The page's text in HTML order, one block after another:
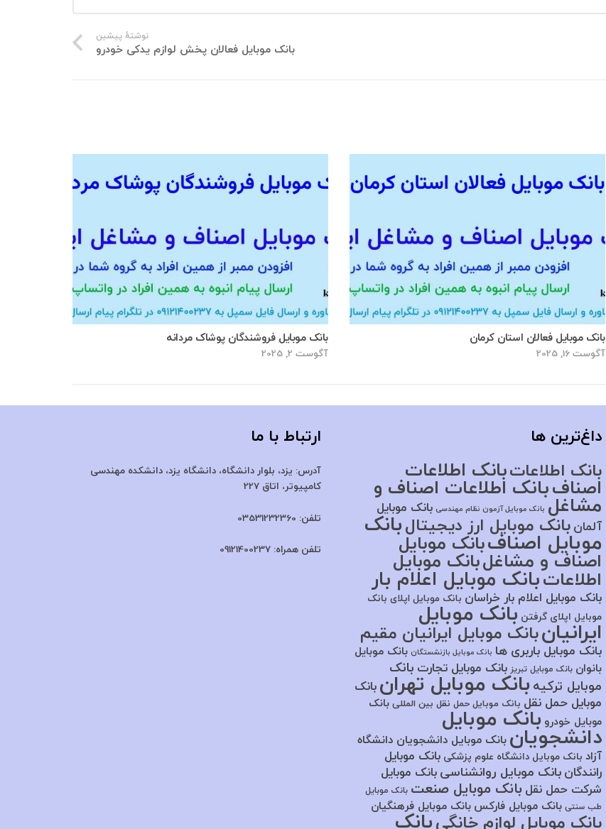
نوشتهٔ پیشین
بانک موبایل فعالان پخش لوازم یدکی خودرو
بانک موبایل فعالان استان کرمان
آگوست 16, 2025
بانک موبایل فروشندگان پوشاک مردانه
آگوست 2, 2025
داغ‌ترین ها
بانک اطلاعاتبانک اطلاعات
اصنافبانک اطلاعات اصناف و
مشاغل بانک موبایل آزمون نظام مهندسی بانک موبایل
آلمان بانک موبایل ارز دیجیتالبانک
موبایل اصنافبانک موبایل
اصناف و مشاغلبانک موبایل
اطلاعاتبانک موبایل اعلام بار
بانک موبایل اعلام بار خراسان بانک موبایل اپلای بانک
موبایل اپلای گرفتن بانک موبایل
ایرانیانبانک موبایل ایرانیان مقیم
بانک موبایل باربری ها بانک موبایل بازنشستگان بانک موبایل
بانوان بانک موبایل تبریز بانک موبایل تجارت بانک
موبایل ترکیه بانک موبایل تهران بانک
موبایل حمل نقل بانک موبایل حمل نقل بین المللی بانک
موبایل خودرو بانک موبایل
دانشجویان بانک موبایل دانشجویان دانشگاه
آزاد بانک موبایل دانشگاه علوم پزشکی بانک موبایل
رانندگان بانک موبایل روانشناسی بانک موبایل
شرکت حمل نقل بانک موبایل صنعت بانک موبایل
طب سنتی بانک موبایل فارکس بانک موبایل فرهنگیان
بانک موبایل لوازم خانگیبانک
ارتباط با ما
آدرس: یزد، بلوار دانشگاه، دانشگاه یزد، دانشکده مهندسی
کامپیوتر، اتاق 227
تلفن: 03531232360
تلفن همراه: 09121400237